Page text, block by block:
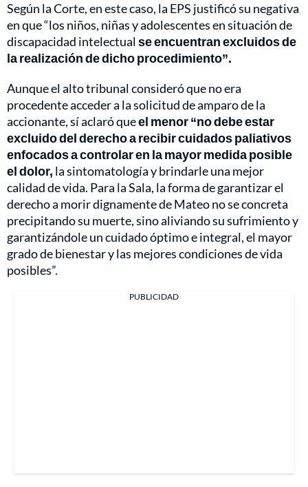
Según la Corte, en este caso, la EPS justificó su negativa
en que “los niños, niñas y adolescentes en situación de
discapacidad intelectualse encuentran excluidos de
la realización de dicho procedimiento”.
Aunque el alto tribunal consideró que no era
procedente acceder a la solicitud de amparo de la
accionante, sí aclaró queel menor “no debe estar
excluido del derecho a recibir cuidados paliativos
enfocados a controlar en la mayor medida posible
el dolor, la sintomatología y brindarle una mejor
calidad de vida. Para la Sala, la forma de garantizar el
derecho a morir dignamente de Mateo no se concreta
precipitando su muerte, sino aliviando su sufrimiento y
garantizándole un cuidado óptimo e integral, el mayor
grado de bienestar y las mejores condiciones de vida
posibles”.
PUBLICIDAD